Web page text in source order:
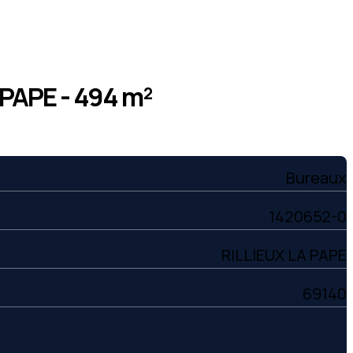
- 494 m²
Bureaux
1420652-0
RILLIEUX LA PAPE
69140